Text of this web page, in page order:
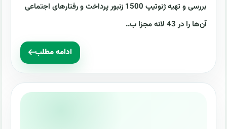
بررسی و تهیه ژنوتیپ 1500 زنبور پرداخت و رفتارهای اجتماعی
آن‌ها را در 43 لانه مجزا ب..
ادامه مطلب